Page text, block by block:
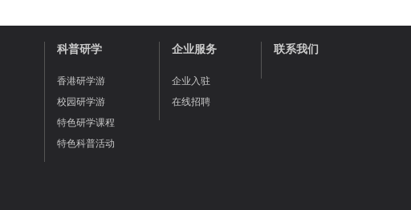
科普研学
香港研学游
校园研学游
特色研学课程
特色科普活动
企业服务
企业入驻
在线招聘
联系我们